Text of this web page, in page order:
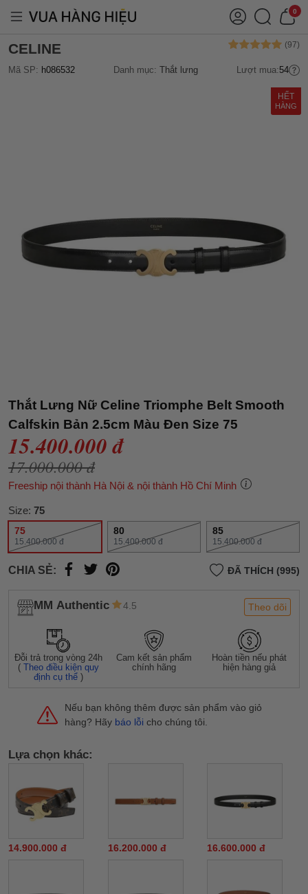
0
CELINE
Mã SP: h086532 Danh mục: Thắt lưng Lượt mua:54
HẾT
HÀNG
Thắt Lưng Nữ Celine Triomphe Belt Smooth
Calfskin Bản 2.5cm Màu Đen Size 75
15.400.000 đ
17.000.000 đ
Freeship nội thành Hà Nội & nội thành Hồ Chí Minh
Size: 75
75
15.400.000 đ
80
15.400.000 đ
85
15.400.000 đ
CHIA SẺ: ĐÃ THÍCH (995)
MM Authentic 4.5 Theo dõi
Đỗi trả trong vòng 24h
(Theo điều kiện quy
định cụ thể )
Cam kết sản phẩm
chính hãng
Hoàn tiền nếu phát
hiện hàng giả
Nếu bạn không thêm được sản phẩm vào giỏ
hàng? Hãy báo lỗi cho chúng tôi.
Lựa chọn khác:
14.900.000 đ 16.200.000 đ 16.600.000 đ